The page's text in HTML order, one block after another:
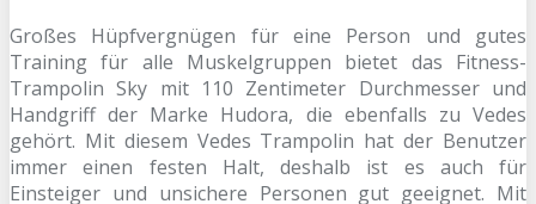
Großes Hüpfvergnügen für eine Person und gutes
Training für alle Muskelgruppen bietet das Fitness-
Trampolin Sky mit 110 Zentimeter Durchmesser und
Handgriff der Marke Hudora, die ebenfalls zu Vedes
gehört. Mit diesem Vedes Trampolin hat der Benutzer
immer einen festen Halt, deshalb ist es auch für
Einsteiger und unsichere Personen gut geeignet. Mit